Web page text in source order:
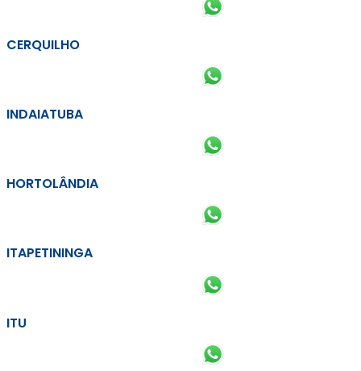
CERQUILHO
INDAIATUBA
HORTOLÂNDIA
ITAPETININGA
ITU